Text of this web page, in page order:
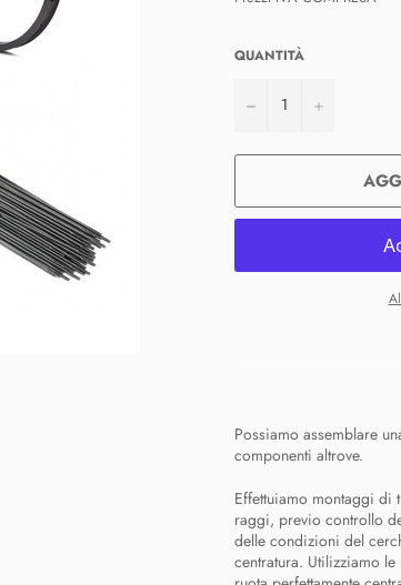
QUANTITÀ
− +
Possiamo assemblare
componenti altrove.
Effettuiamo montaggi
raggi, previo controllo
delle condizioni del
centratura. Utilizziamo